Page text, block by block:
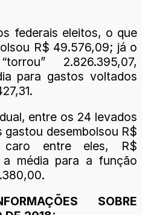
federais eleitos, o que
R$ 49.576,09; já o
2.826.395,07,
para gastos voltados
entre os 24 levados
gastou desembolsou R$
entre eles, R$
a média para a função
SOBRE